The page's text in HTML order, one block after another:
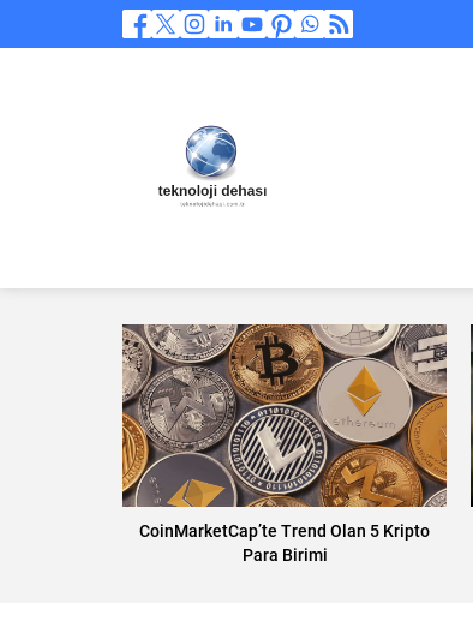
CoinMarketCap’te Trend Olan 5 Kripto
Para Birimi